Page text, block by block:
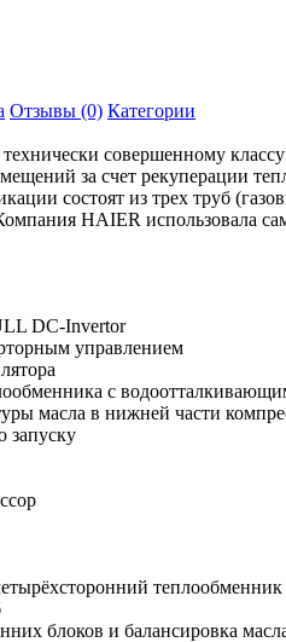
Отзывы (0) Категории
совершенному
за счет рекуперации
состоят из трех труб
HAIER использовала
DC-Invertor
управлением
с
масла в нижней части
запуску
теплообменник
блоков и балансировка